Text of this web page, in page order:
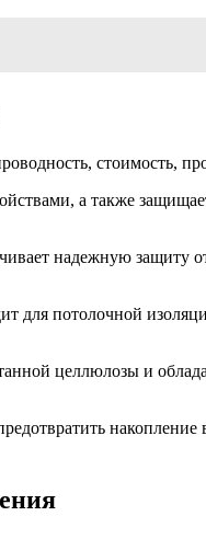
стоимость,
а также
надежную защиту
для потолочной
целлюлозы и